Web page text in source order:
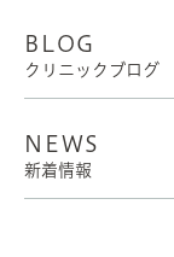
BLOG
クリニックブログ
NEWS
新着情報